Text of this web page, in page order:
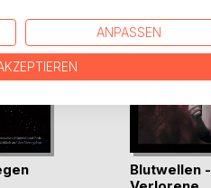
Blutwellen -
ANPASSEN